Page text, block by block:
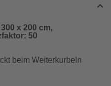
x 200 cm,
50
beim Weiterkurbeln